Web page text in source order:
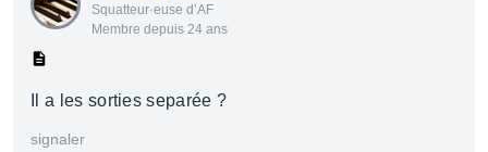
Squatteur·euse d’AF
Membre depuis 24 ans
Il a les sorties separée ?
signaler